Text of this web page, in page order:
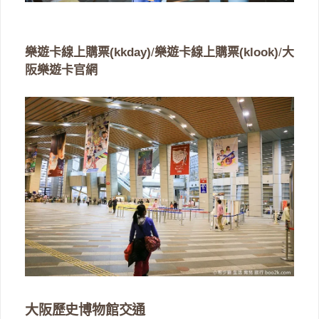
樂遊卡線上購票(kkday)/樂遊卡線上購票(klook)/大
阪樂遊卡官網
大阪歷史博物館交通